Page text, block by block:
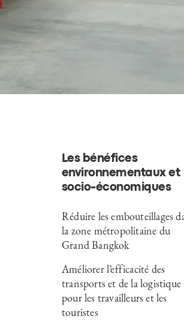
Les bénéfices
environnementaux et
socio-économiques
Réduire les embouteillages
la zone métropolitaine du
Grand Bangkok
Améliorer l’efficacité des
transports et de la logistique
pour les travailleurs et les
touristes